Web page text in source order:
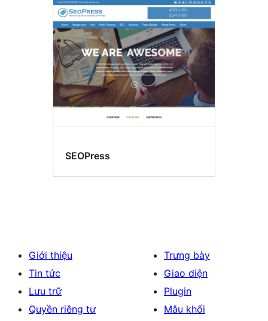
SEOPress
Giới thiệu
Tin tức
Lưu trữ
Quyền riêng tư
Trưng bày
Giao diện
Plugin
Mẫu khối